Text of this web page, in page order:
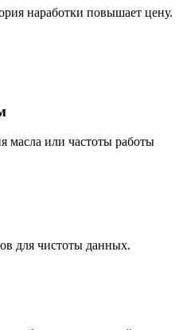
наработки повышает цену.
масла или частоты работы
для чистоты данных.